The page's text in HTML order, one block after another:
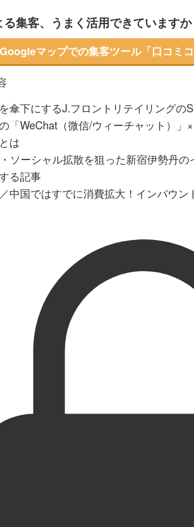
集客、うまく活用できていますか
Googleマップでの集客ツール「口コミ
傘下にするJ.フロントリテイリングの
「WeChat（微信/ウィーチャット）」
は
ソーシャル拡散を狙った新宿伊勢丹
る記事
中国ではすでに消費拡大！インバウ